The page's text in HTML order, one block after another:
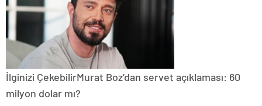
İlginizi ÇekebilirMurat Boz’dan servet açıklaması: 60
milyon dolar mı?